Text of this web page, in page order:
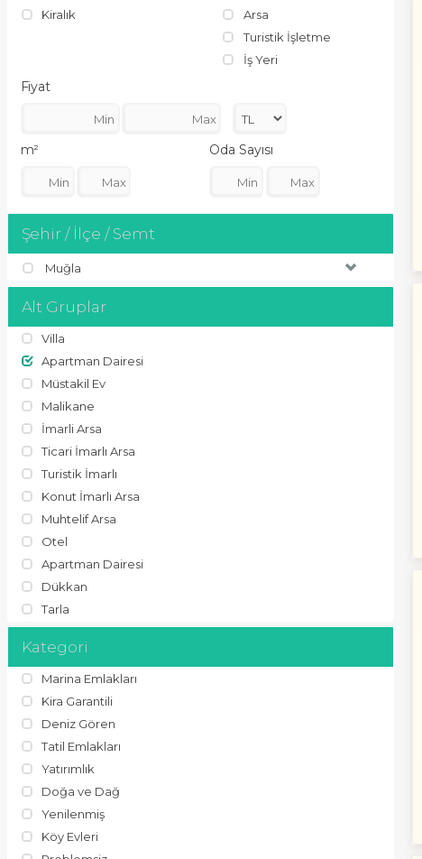
Kiralık
Arsa
Turistik İşletme
İş Yeri
Fiyat
m² Oda Sayısı
Şehir / İlçe / Semt
Muğla
Alt Gruplar
Villa
Apartman Dairesi
Müstakil Ev
Malikane
İmarli Arsa
Ticari İmarlı Arsa
Turistik İmarlı
Konut İmarlı Arsa
Muhtelif Arsa
Otel
Apartman Dairesi
Dükkan
Tarla
Kategori
Marina Emlakları
Kira Garantili
Deniz Gören
Tatil Emlakları
Yatırımlık
Doğa ve Dağ
Yenilenmiş
Köy Evleri